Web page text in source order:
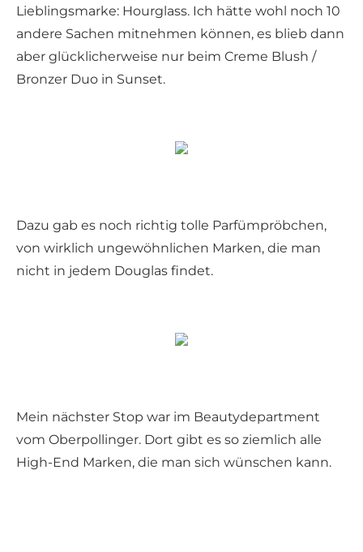
Lieblingsmarke: Hourglass. Ich hätte wohl noch 10
andere Sachen mitnehmen können, es blieb dann
aber glücklicherweise nur beim Creme Blush /
Bronzer Duo in Sunset.
Dazu gab es noch richtig tolle Parfümpröbchen,
von wirklich ungewöhnlichen Marken, die man
nicht in jedem Douglas findet.
Mein nächster Stop war im Beautydepartment
vom Oberpollinger. Dort gibt es so ziemlich alle
High-End Marken, die man sich wünschen kann.